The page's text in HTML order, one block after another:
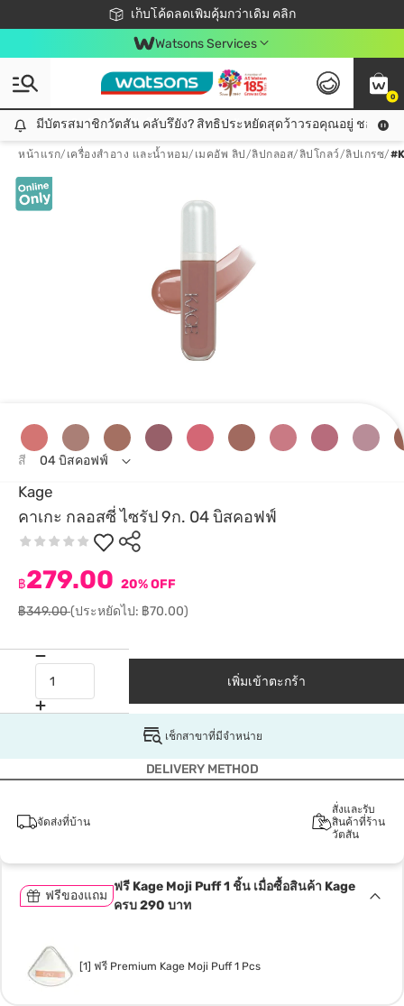
เก็บโค้ดลดเพิ่มคุ้มกว่าเดิม คลิก
ชอปออนไลน์ครั้งแรก ลดเพิ่มจุก ๆ 10%! 🎉
📦ส่งฟรี! เมื่อชอป 499฿
สมาชิกวัตสัน คลับดียังไง?
Watsons Services
0
มีบัตรสมาชิกวัตสัน คลับรึยัง? สิทธิประหยัดสุดว้าวรอคุณอยู่ ชอปคุ้มกว่าเดิม คลิก!
มีบัตรสมาชิกวัตสัน คลับรึยัง? สิทธิประหยัดสุดว้าวรอคุณอยู่ ชอปคุ้มก
หน้าแรก/ เครื่องสำอาง และน้ำหอม/ เมคอัพ ลิป /ลิปกลอส/ลิปโกลว์/ลิปเกรซ/
Kage
คาเกะ กลอสซี่ ไซรัป 9ก. 04 บิสคอฟฟ์
฿279.00 20% OFF
฿349.00(ประหยัดไป: ฿70.00)
สี 04 บิสคอฟฟ์
เพิ่มเข้าตะกร้า
เช็กสาขาที่มีจำหน่าย
DELIVERY METHOD
จัดส่งที่บ้าน
สั่งและรับ
สินค้าที่ร้าน
วัตสัน
ฟรีของแถม
ฟรี Kage Moji Puff 1 ชิ้น เมื่อซื้อสินค้า Kage
ครบ 290 บาท
[1] ฟรี Premium Kage Moji Puff 1 Pcs